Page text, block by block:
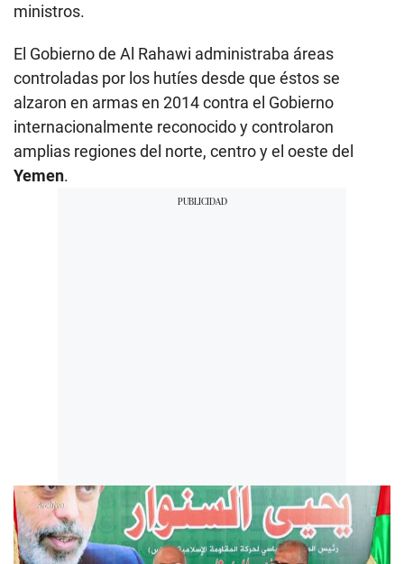
ministros.
El Gobierno de Al Rahawi administraba áreas
controladas por los hutíes desde que éstos se
alzaron en armas en 2014 contra el Gobierno
internacionalmente reconocido y controlaron
amplias regiones del norte, centro y el oeste del
Yemen.